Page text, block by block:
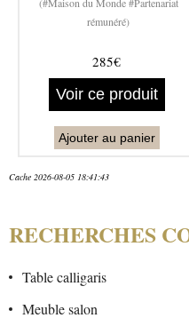
(#Maison du Monde #Partenariat
rémunéré)
285€
Voir ce produit
Ajouter au panier
Cache 2026-08-05 18:41:43
RECHERCHES
Table calligaris
Meuble salon